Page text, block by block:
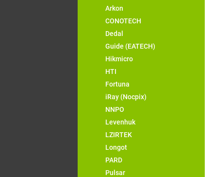
Arkon
CONOTECH
Dedal
Guide (EATECH)
Hikmicro
HTI
Fortuna
iRay (Nocpix)
NNPO
Levenhuk
LZIRTEK
Longot
PARD
Pulsar